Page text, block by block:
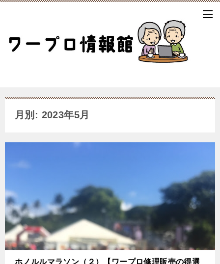
月別: 2023年5月
ホノルルマラソン（２）【ワープロ修理販売の得選